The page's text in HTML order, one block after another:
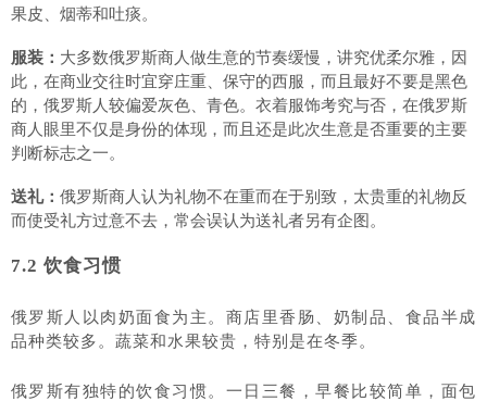
果皮、烟蒂和吐痰。
服装： 大多数俄罗斯商人做生意的节奏缓慢，讲究优柔尔雅，因
此，在商业交往时宜穿庄重、保守的西服，而且最好不要是黑色
的，俄罗斯人较偏爱灰色、青色。衣着服饰考究与否，在俄罗斯
商人眼里不仅是身份的体现，而且还是此次生意是否重要的主要
判断标志之一。
送礼： 俄罗斯商人认为礼物不在重而在于别致，太贵重的礼物反
而使受礼方过意不去，常会误认为送礼者另有企图。
7.2 饮食习惯
俄罗斯人以肉奶面食为主。商店里香肠、奶制品、食品半成
品种类较多。蔬菜和水果较贵，特别是在冬季。
俄罗斯有独特的饮食习惯。一日三餐，早餐比较简单，面包